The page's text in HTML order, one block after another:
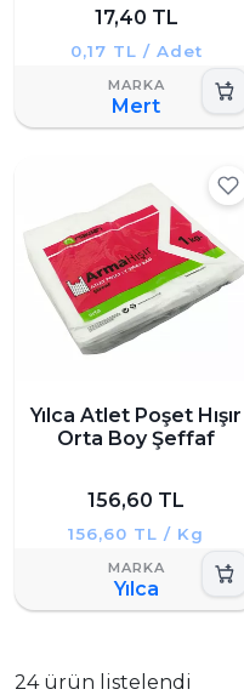
17,40 TL
0,17 TL / Adet
Mert
Yılca Atlet Poşet Hışır
Orta Boy Şeffaf
156,60 TL
156,60 TL / Kg
Yılca
24 ürün listelendi